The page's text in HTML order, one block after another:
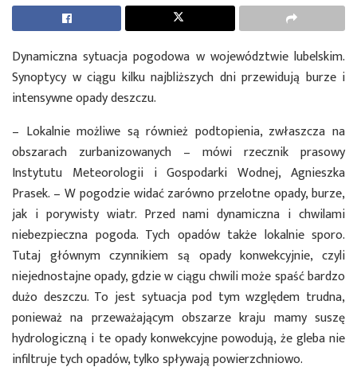
Dynamiczna sytuacja pogodowa w województwie lubelskim.
Synoptycy w ciągu kilku najbliższych dni przewidują burze i
intensywne opady deszczu.
– Lokalnie możliwe są również podtopienia, zwłaszcza na
obszarach zurbanizowanych – mówi rzecznik prasowy
Instytutu Meteorologii i Gospodarki Wodnej, Agnieszka
Prasek. – W pogodzie widać zarówno przelotne opady, burze,
jak i porywisty wiatr. Przed nami dynamiczna i chwilami
niebezpieczna pogoda. Tych opadów także lokalnie sporo.
Tutaj głównym czynnikiem są opady konwekcyjnie, czyli
niejednostajne opady, gdzie w ciągu chwili może spaść bardzo
dużo deszczu. To jest sytuacja pod tym względem trudna,
ponieważ na przeważającym obszarze kraju mamy suszę
hydrologiczną i te opady konwekcyjne powodują, że gleba nie
infiltruje tych opadów, tylko spływają powierzchniowo.